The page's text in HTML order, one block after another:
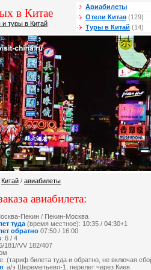
в Китае
и туры в Китай
Авиабилеты
Отели Китая (129)
Туры в Китай (14)
Китай / авиабилеты
авиабилета:
Пекин / Пекин-Москва
туда(время местное): 10:35 / 04:30+1
обратно 07:50 / 16:00
: 6 / 4
181//VV 182/407
(тариф билета туда и обратно, не включая
: а/э Шереметьево-1, перелет через Киев